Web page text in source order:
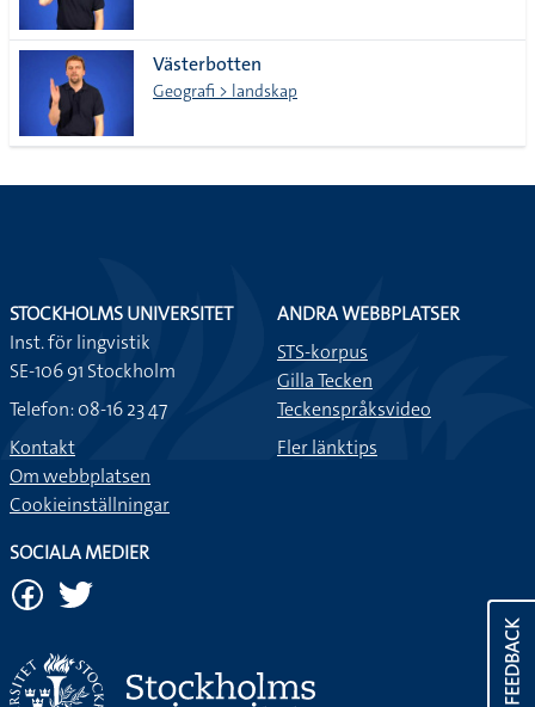
Västerbotten
Geografi > landskap
FEEDBACK
STOCKHOLMS UNIVERSITET
Inst. för lingvistik
SE-106 91 Stockholm
Telefon: 08-16 23 47
Kontakt
Om webbplatsen
Cookieinställningar
ANDRA WEBBPLATSER
STS-korpus
Gilla Tecken
Teckenspråksvideo
Fler länktips
SOCIALA MEDIER